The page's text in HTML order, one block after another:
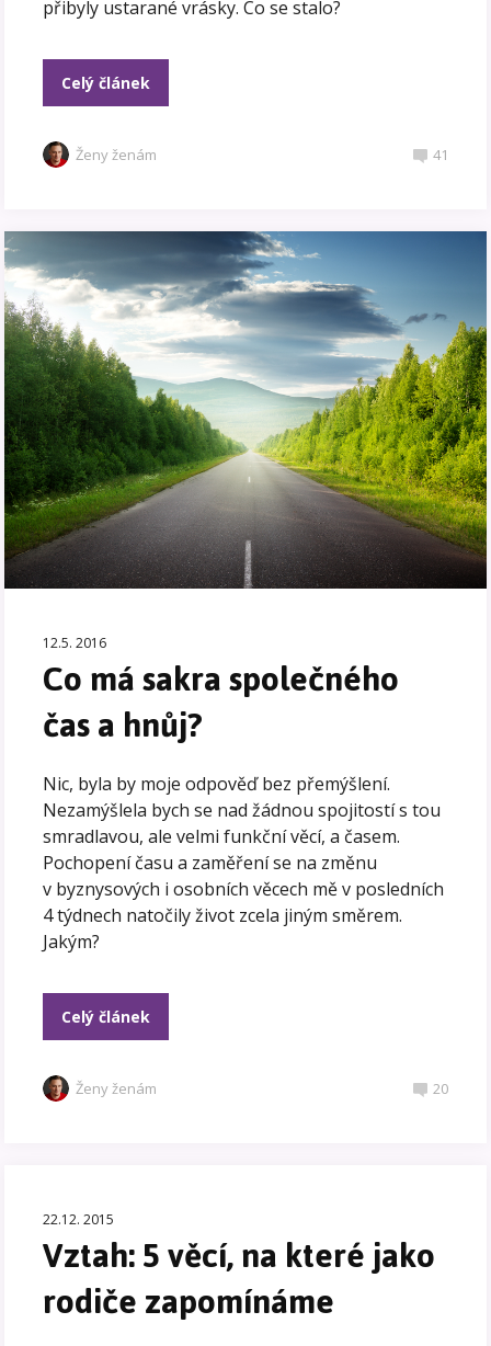
přibyly ustarané vrásky. Co se stalo?
Celý článek
Ženy ženám 41
12.5. 2016
Co má sakra společného
čas a hnůj?
Nic, byla by moje odpověď bez přemýšlení.
Nezamýšlela bych se nad žádnou spojitostí s tou
smradlavou, ale velmi funkční věcí, a časem.
Pochopení času a zaměření se na změnu
v byznysových i osobních věcech mě v posledních
4 týdnech natočily život zcela jiným směrem.
Jakým?
Celý článek
Ženy ženám 20
22.12. 2015
Vztah: 5 věcí, na které jako
rodiče zapomínáme